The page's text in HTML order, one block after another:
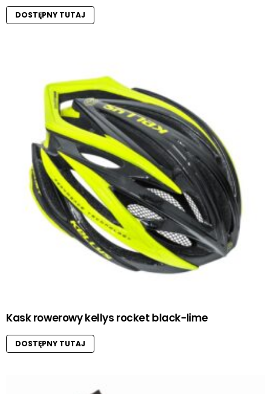
DOSTĘPNY TUTAJ
Kask rowerowy kellys rocket black-lime
DOSTĘPNY TUTAJ